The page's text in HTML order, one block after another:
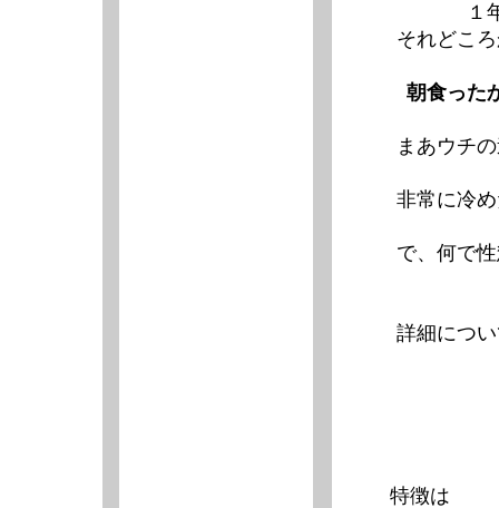
１
それどこ
朝食った
まあウチ
非常に冷
で、何で
詳細につ
特徴は